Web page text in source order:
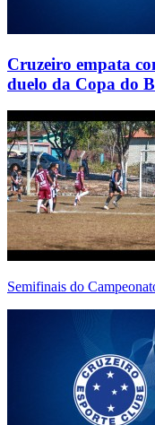
Cruzeiro empata
duelo da Copa do
Semifinais do